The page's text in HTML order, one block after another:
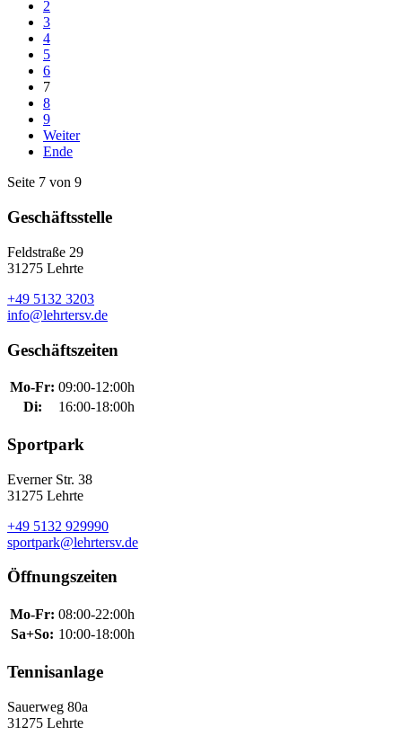
2
3
4
5
6
7
8
9
Weiter
Ende
Seite 7 von 9
Geschäftsstelle
Feldstraße 29
31275 Lehrte
+49 5132 3203
info@lehrtersv.de
Geschäftszeiten
Mo-Fr: 09:00-12:00h
Di:
16:00-18:00h
Sportpark
Everner Str. 38
31275 Lehrte
+49 5132 929990
sportpark@lehrtersv.de
Öffnungszeiten
Mo-Fr: 08:00-22:00h
Sa+So: 10:00-18:00h
Tennisanlage
Sauerweg 80a
31275 Lehrte